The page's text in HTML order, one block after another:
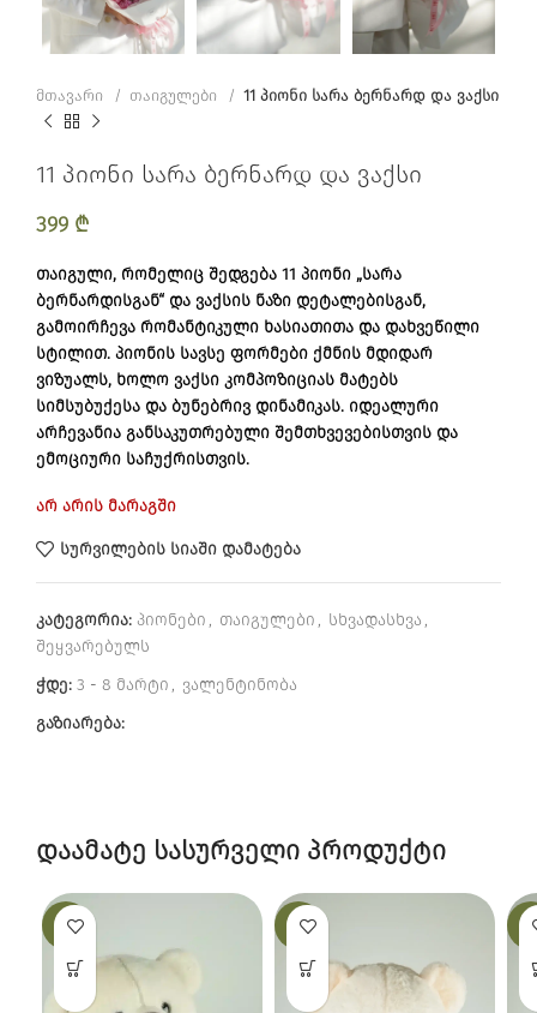
მთავარი თაიგულები 11 პიონი სარა ბერნარდ და ვაქსი
11 პიონი სარა ბერნარდ და ვაქსი
399 ₾
თაიგული, რომელიც შედგება 11 პიონი „სარა
ბერნარდისგან“ და ვაქსის ნაზი დეტალებისგან,
გამოირჩევა რომანტიკული ხასიათითა და დახვეწილი
სტილით. პიონის სავსე ფორმები ქმნის მდიდარ
ვიზუალს, ხოლო ვაქსი კომპოზიციას მატებს
სიმსუბუქესა და ბუნებრივ დინამიკას. იდეალური
არჩევანია განსაკუთრებული შემთხვევებისთვის და
ემოციური საჩუქრისთვის.
არ არის მარაგში
სურვილების სიაში დამატება
კატეგორია: პიონები , თაიგულები , სხვადასხვა ,
შეყვარებულს
ჭდე: 3 - 8 მარტი , ვალენტინობა
გაზიარება:
დაამატე სასურველი პროდუქტი
-19% -25% -